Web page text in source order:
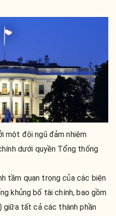
một đội ngũ đảm nhiệm
dưới quyền Tổng thống
tầm quan trọng của các biện
khủng bố tài chính, bao gồm
giữa tất cả các thành phần